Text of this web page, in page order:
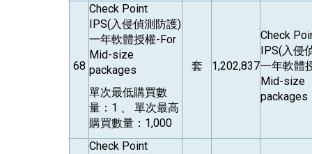
68
Check Point
IPS(入侵偵測防護)
一年軟體授權-For
Mid-size
packages
單次最低購買數
量：1 、 單次最高
購買數量：1,000
套 1,202,837
Check
IPS(入侵
一年軟體
Mid-size
packages
Check Point